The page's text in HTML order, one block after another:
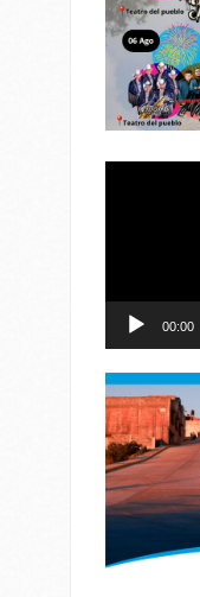
00:00